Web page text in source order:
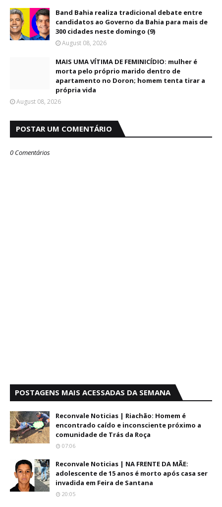
Band Bahia realiza tradicional debate entre
candidatos ao Governo da Bahia para mais de
300 cidades neste domingo (9)
August 08, 2026
MAIS UMA VÍTIMA DE FEMINICÍDIO: mulher é
morta pelo próprio marido dentro de
apartamento no Doron; homem tenta tirar a
própria vida
August 08, 2026
POSTAR UM COMENTÁRIO
0 Comentários
POSTAGENS MAIS ACESSADAS DA SEMANA
Reconvale Noticias | Riachão: Homem é
encontrado caído e inconsciente próximo a
comunidade de Trás da Roça
07:06
Reconvale Noticias | NA FRENTE DA MÃE:
adolescente de 15 anos é morto após casa ser
invadida em Feira de Santana
20:05